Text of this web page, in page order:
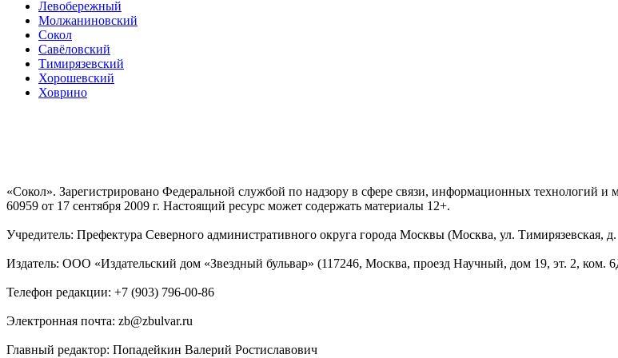
Левобережный
Молжаниновский
Сокол
Савёловский
Тимирязевский
Хорошевский
Ховрино
«Сокол». Зарегистрировано Федеральной службой по надзору в сфере связи, информационных
60959 от 17 сентября 2009 г. Настоящий ресурс может содержать материалы 12+.
Учредитель: Префектура Северного административного округа города Москвы (Москва, ул. Тимирязевская,
Издатель: ООО «Издательский дом «Звездный бульвар» (117246, Москва, проезд Научный, дом 19, эт. 2, ком.
Телефон редакции: +7 (903) 796-00-86
Электронная почта: zb@zbulvar.ru
Главный редактор: Попадейкин Валерий Ростиславович